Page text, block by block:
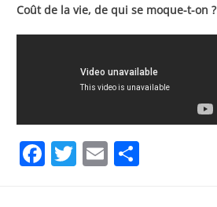
Coût de la vie, de qui se moque-t-on ?
Facebook
Twitter
Email